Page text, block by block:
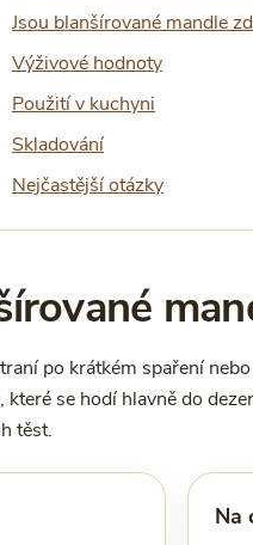
Jsou blanšírované mandle
Výživové hodnoty
Použití v kuchyni
Skladování
Nejčastější otázky
po krátkém spaření
se hodí hlavně do
těst.
Na